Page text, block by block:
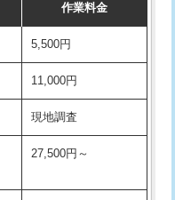
27,500円
38,500円
38,500円
現場見積
16,500円
13,200円
16,500円
16,500円
16,500円
作業料金
5,500円
11,000円
現地調査
27,500円～